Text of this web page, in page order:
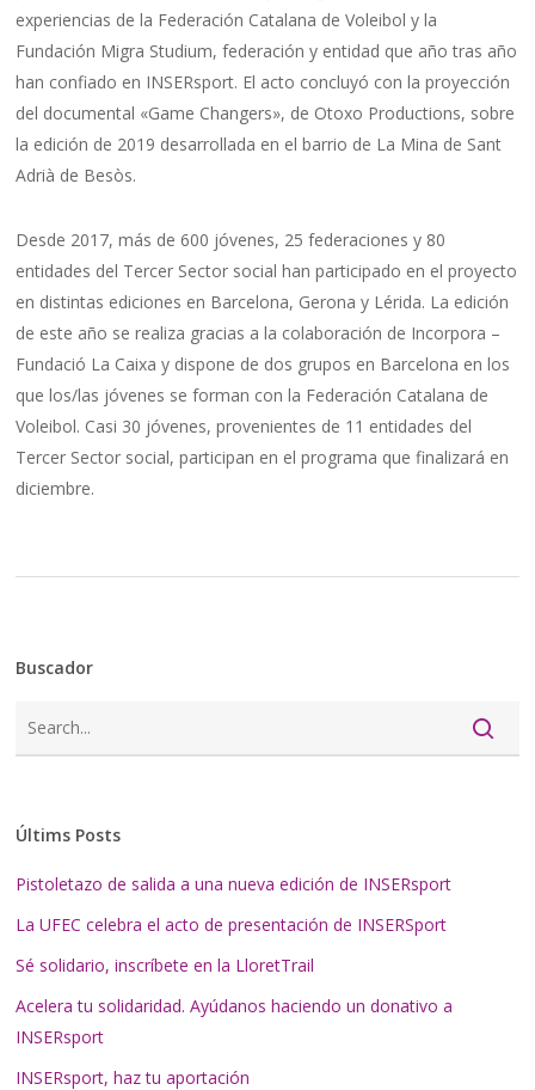
experiencias de la Federación Catalana de Voleibol y la
Fundación Migra Studium, federación y entidad que año tras año
han confiado en INSERsport. El acto concluyó con la proyección
del documental «Game Changers», de Otoxo Productions, sobre
la edición de 2019 desarrollada en el barrio de La Mina de Sant
Adrià de Besòs.
Desde 2017, más de 600 jóvenes, 25 federaciones y 80
entidades del Tercer Sector social han participado en el proyecto
en distintas ediciones en Barcelona, Gerona y Lérida. La edición
de este año se realiza gracias a la colaboración de Incorpora –
Fundació La Caixa y dispone de dos grupos en Barcelona en los
que los/las jóvenes se forman con la Federación Catalana de
Voleibol. Casi 30 jóvenes, provenientes de 11 entidades del
Tercer Sector social, participan en el programa que finalizará en
diciembre.
Buscador
Últims Posts
Pistoletazo de salida a una nueva edición de INSERsport
La UFEC celebra el acto de presentación de INSERSport
Sé solidario, inscríbete en la LloretTrail
Acelera tu solidaridad. Ayúdanos haciendo un donativo a
INSERsport
INSERsport, haz tu aportación